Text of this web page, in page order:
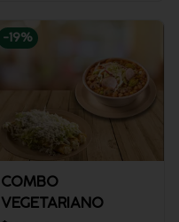
-19%
COMBO
VEGETARIANO